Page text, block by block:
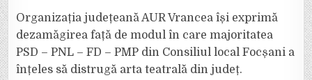
Organizația județeană AUR Vrancea își exprimă
dezamăgirea față de modul în care majoritatea
PSD – PNL – FD – PMP din Consiliul local Focșani a
înțeles să distrugă arta teatrală din județ.